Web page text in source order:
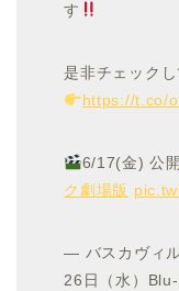
す
是非チェック
https://t.co/
6/17(金) 公開
ク劇場版
— バスカヴィ
26日（水）